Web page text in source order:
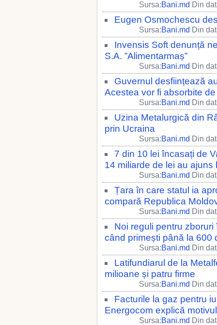
Sursa:Bani.md Din
Eugen Osmochescu
Sursa:Bani.md Din
Invensis Soft denunță
S.A. ”Alimentarmaș”
Sursa:Bani.md Din
Guvernul desființează
Acestea vor fi absorbite
Sursa:Bani.md Din
Uzina Metalurgică din
prin Ucraina
Sursa:Bani.md Din
7 din 10 lei încasați de
14 miliarde de lei au ajuns
Sursa:Bani.md Din
Țara în care statul ia
compară Republica
Sursa:Bani.md Din
Noi reguli pentru
când primești până la 600
Sursa:Bani.md Din
Latifundiarul de la
milioane și patru firme
Sursa:Bani.md Din
Facturile la gaz pentru
Energocom explică
Sursa:Bani.md Din